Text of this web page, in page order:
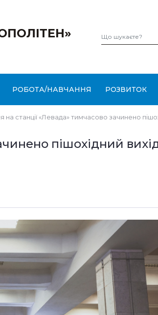
РОБОТА/НАВЧАННЯ РОЗВИТОК
на станції «Левада» тимчасово зачинено
пішохідний